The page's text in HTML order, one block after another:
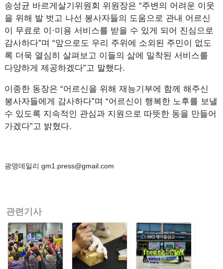
송성균 바르게살기위원회 위원장은 “주변의 어려운 이웃
을 위해 발 벗고 나선 봉사자들의 도움으로 관내 어르신
이 무료로 이·미용 서비스를 받을 수 있게 되어 진심으로
감사하다”며 “앞으로도 우리 주위에 소외된 주민이 없도
록 더욱 열심히 살펴보고 이들의 삶에 밀착된 서비스를
다양하게 제공하겠다”고 말했다.
이종한 동장은 “어르신을 위해 재능기부에 함께 해주신
봉사자들에게 감사하다”며 “어르신이 행복한 노후를 보낼
수 있도록 지속적인 관심과 지원으로 따뜻한 동을 만들어
가겠다”고 밝혔다.
광명데일리 gm1.press@gmail.com
관련기사